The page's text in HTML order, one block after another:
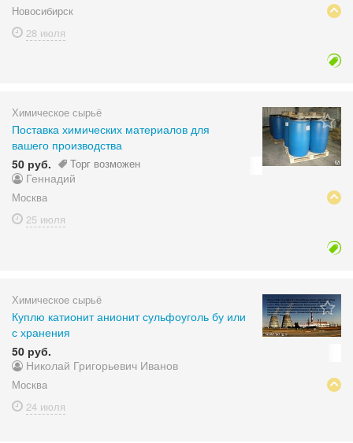
Новосибирск
28 июля
Химическое сырьё
Поставка химических материалов для
вашего производства
50 руб.
Торг возможен
Геннадий
Москва
25 июля
Химическое сырьё
Куплю катионит анионит сульфоуголь бу или
с хранения
50 руб.
Николай Григорьевич Иванов
Москва
24 июля